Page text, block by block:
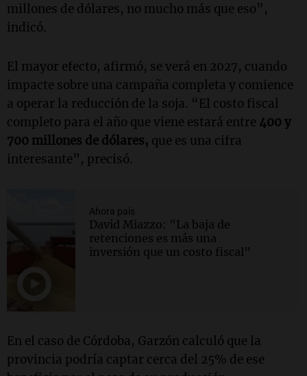
millones de dólares, no mucho más que eso”,
indicó.
El mayor efecto, afirmó, se verá en 2027, cuando
impacte sobre una campaña completa y comience
a operar la reducción de la soja. “El costo fiscal
completo para el año que viene estará entre 400 y
700 millones de dólares, que es una cifra
interesante”, precisó.
Ahora país
David Miazzo: "La baja de
retenciones es más una
inversión que un costo fiscal"
En el caso de Córdoba, Garzón calculó que la
provincia podría captar cerca del 25% de ese